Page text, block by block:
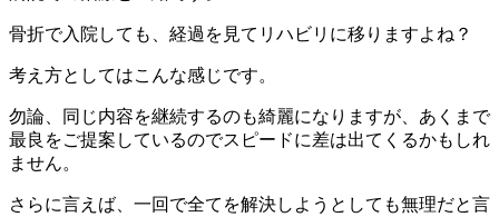
骨折で入院しても、経過を見てリハビリに移りますよね？
考え方としてはこんな感じです。
勿論、同じ内容を継続するのも綺麗になりますが、あくまで
最良をご提案しているのでスピードに差は出てくるかもしれ
ません。
さらに言えば、一回で全てを解決しようとしても無理だと言